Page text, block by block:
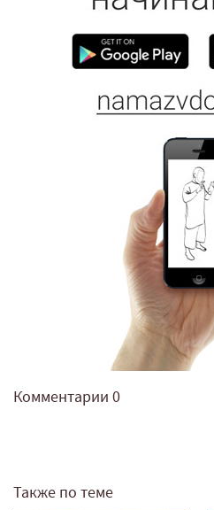
Комментарии 0
Также по теме